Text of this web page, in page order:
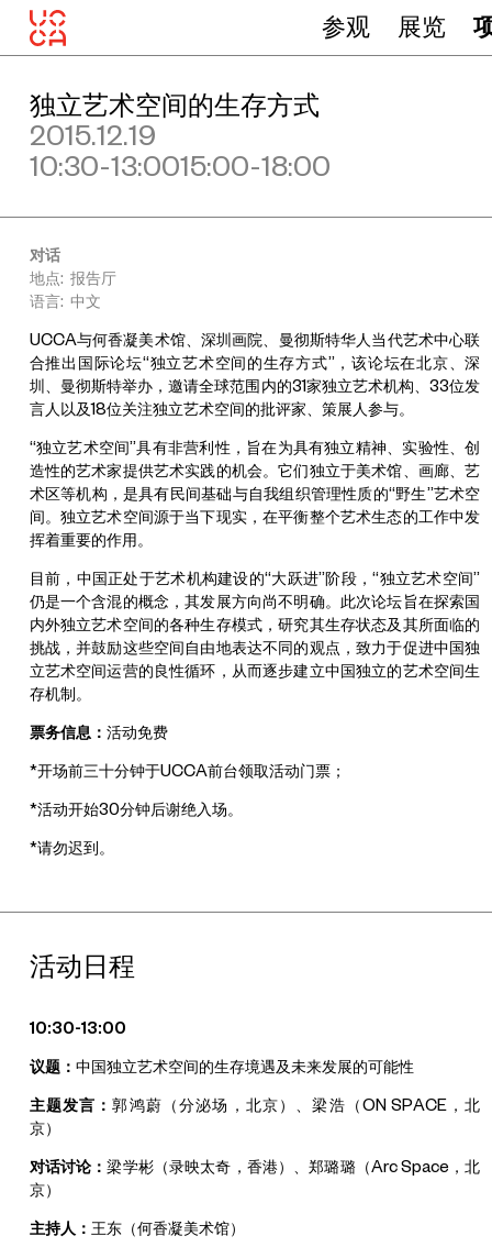
参观 展览
独立艺术空间的生存方式
2015.12.19
10:30-13:0015:00-18:00
对话
地点: 报告厅
语言: 中文
UCCA与何香凝美术馆、深圳画院、曼彻斯特华人当代艺术中心联
合推出国际论坛“独立艺术空间的生存方式”，该论坛在北京、深
圳、曼彻斯特举办，邀请全球范围内的31家独立艺术机构、33位发
言人以及18位关注独立艺术空间的批评家、策展人参与。
“独立艺术空间”具有非营利性，旨在为具有独立精神、实验性、创
造性的艺术家提供艺术实践的机会。它们独立于美术馆、画廊、艺
术区等机构，是具有民间基础与自我组织管理性质的“野生”艺术空
间。独立艺术空间源于当下现实，在平衡整个艺术生态的工作中发
挥着重要的作用。
目前，中国正处于艺术机构建设的“大跃进”阶段，“独立艺术空间”
仍是一个含混的概念，其发展方向尚不明确。此次论坛旨在探索国
内外独立艺术空间的各种生存模式，研究其生存状态及其所面临的
挑战，并鼓励这些空间自由地表达不同的观点，致力于促进中国独
立艺术空间运营的良性循环，从而逐步建立中国独立的艺术空间生
存机制。
票务信息： 活动免费
*开场前三十分钟于UCCA前台领取活动门票；
*活动开始30分钟后谢绝入场。
*请勿迟到。
活动日程
10:30-13:00
议题： 中国独立艺术空间的生存境遇及未来发展的可能性
主题发言：郭鸿蔚（分泌场，北京）、梁浩（ON SPACE，北
京）
对话讨论：梁学彬（录映太奇，香港）、郑璐璐（Arc Space，北
京）
主持人： 王东（何香凝美术馆）